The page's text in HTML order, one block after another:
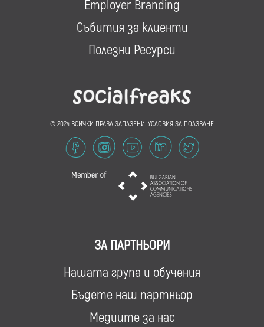
Employer Branding
Събития за клиенти
Полезни Ресурси
© 2024 ВСИЧКИ ПРАВА ЗАПАЗЕНИ.УСЛОВИЯ ЗА ПОЛЗВАНЕ
ЗА ПАРТНЬОРИ
Нашата група и обучения
Бъдете наш партньор
Медиите за нас